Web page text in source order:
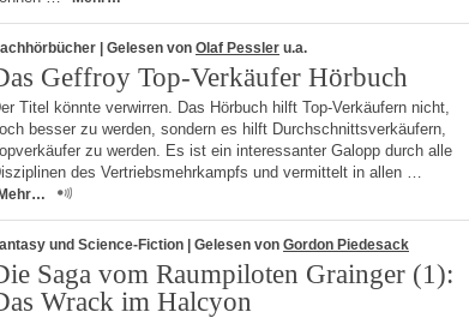
| Gelesen von Olaf Pessler u.a.
Geffroy Top-Verkäufer Hörbuch
Titel könnte verwirren. Das Hörbuch hilft Top-Verkäufern nicht,
besser zu werden, sondern es hilft Durchschnittsverkäufern,
zu werden. Es ist ein interessanter Galopp durch alle
des Vertriebsmehrkampfs und vermittelt in allen …
Mehr…
und Science-Fiction | Gelesen von Gordon Piedesack
Saga vom Raumpiloten Grainger (1):
Wrack im Halcyon